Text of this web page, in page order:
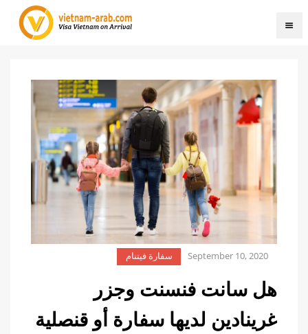
September 10, 2020 سفارة فيتنام
هل سانت فنسنت وجزر
غرينادين لديها سفارة أو قنصلية